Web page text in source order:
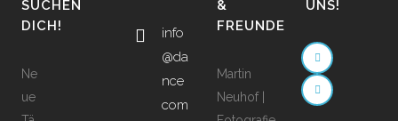
SUCHEN
DICH!
Ne
ue
info
@da
nce
com
&
FREUNDE
Martin
Neuhof |
UNS!